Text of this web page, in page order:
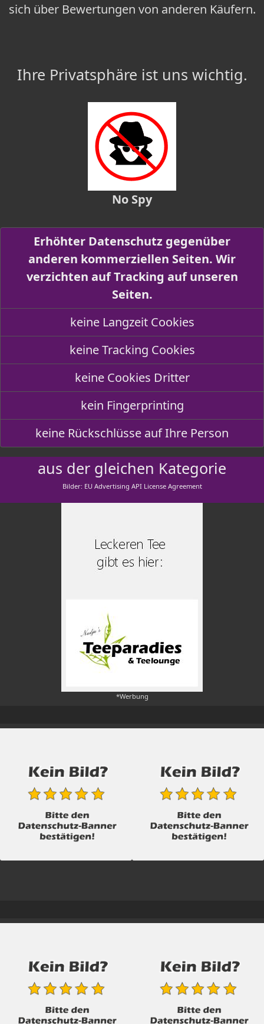
sich über Bewertungen von anderen Käufern.
Ihre Privatsphäre ist uns wichtig.
No Spy
Erhöhter Datenschutz gegenüber
anderen kommerziellen Seiten. Wir
verzichten auf Tracking auf unseren
Seiten.
keine Langzeit Cookies
keine Tracking Cookies
keine Cookies Dritter
kein Fingerprinting
keine Rückschlüsse auf Ihre Person
aus der gleichen Kategorie
Bilder: EU Advertising API License Agreement
*Werbung